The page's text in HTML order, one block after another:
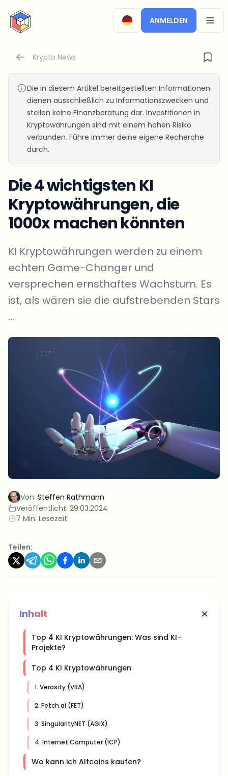
CryptoTicker
ANMELDEN
Krypto News
Die in diesem Artikel bereitgestellten Informationen
dienen ausschließlich zu Informationszwecken und
stellen keine Finanzberatung dar. Investitionen in
Kryptowährungen sind mit einem hohen Risiko
verbunden. Führe immer deine eigene Recherche
durch.
Die 4 wichtigsten KI
Kryptowährungen, die
1000x machen könnten
KI Kryptowährungen werden zu einem
echten Game-Changer und
versprechen ernsthaftes Wachstum. Es
ist, als wären sie die aufstrebenden Stars
...
Von: Steffen Rathmann
Veröffentlicht: 29.03.2024
7 Min. Lesezeit
Teilen:
Inhalt
Top 4 KI Kryptowährungen: Was sind KI-
Projekte?
Top 4 KI Kryptowährungen
1. Verasity (VRA)
2. Fetch.ai (FET)
3. SingularityNET (AGIX)
4. Internet Computer (ICP)
Wo kann ich Altcoins kaufen?